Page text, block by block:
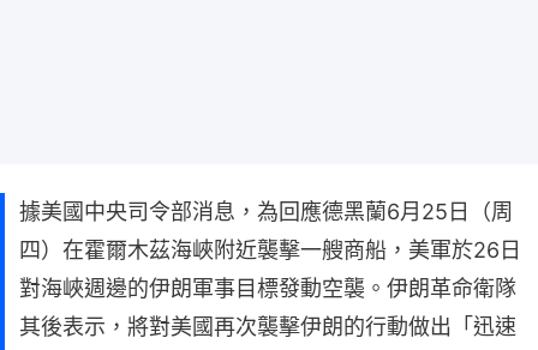
據美國中央司令部消息，為回應德黑蘭6月25日（周
四）在霍爾木茲海峽附近襲擊一艘商船，美軍於26日
對海峽週邊的伊朗軍事目標發動空襲。伊朗革命衛隊
其後表示，將對美國再次襲擊伊朗的行動做出「迅速